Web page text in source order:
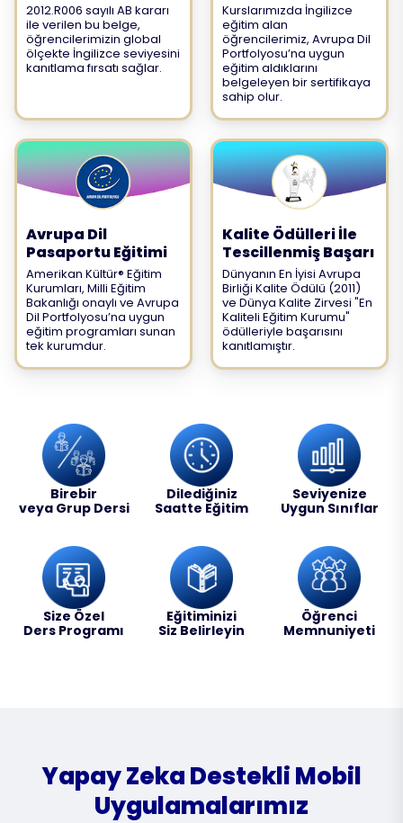
2012.R006 sayılı AB kararı
ile verilen bu belge,
öğrencilerimizin global
ölçekte İngilizce seviyesini
kanıtlama fırsatı sağlar.
Kurslarımızda İngilizce
eğitim alan
öğrencilerimiz, Avrupa Dil
Portfolyosu’na uygun
eğitim aldıklarını
belgeleyen bir sertifikaya
sahip olur.
Avrupa Dil
Pasaportu Eğitimi
Amerikan Kültür® Eğitim
Kurumları, Milli Eğitim
Bakanlığı onaylı ve Avrupa
Dil Portfolyosu’na uygun
eğitim programları sunan
tek kurumdur.
Kalite Ödülleri İle
Tescillenmiş Başarı
Dünyanın En İyisi Avrupa
Birliği Kalite Ödülü (2011)
ve Dünya Kalite Zirvesi "En
Kaliteli Eğitim Kurumu"
ödülleriyle başarısını
kanıtlamıştır.
Birebir
veya Grup Dersi
Dilediğiniz
Saatte Eğitim
Seviyenize
Uygun Sınıflar
Size Özel
Ders Programı
Eğitiminizi
Siz Belirleyin
Öğrenci
Memnuniyeti
Yapay Zeka Destekli Mobil
Uygulamalarımız